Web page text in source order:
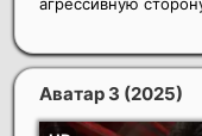
Аватар 3 (2025)